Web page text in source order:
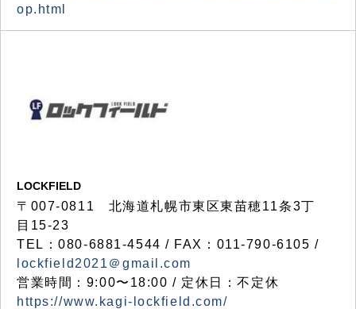
op.html
LOCKFIELD
〒007-0811 北海道札幌市東区東苗穂11条3丁
目15-23
TEL：080-6881-4544 / FAX：011-790-6105 /
lockfield2021＠gmail.com
営業時間：9:00〜18:00 / 定休日：不定休
https://www.kagi-lockfield.com/